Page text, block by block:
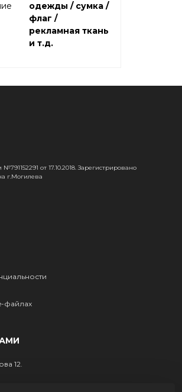
одежды / сумка /
флаг /
рекламная ткань
и т.д.
от 17.10.2018. Зарегистрировано
г.Могилева
файлах
12.